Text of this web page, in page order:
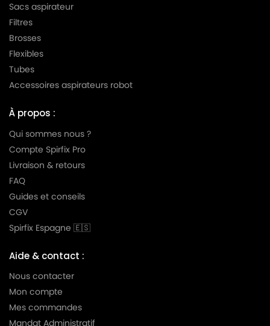
Sacs aspirateur
Filtres
Brosses
Flexibles
Tubes
Accessoires aspirateurs robot
À propos :
Qui sommes nous ?
Compte Spirfix Pro
Livraison & retours
FAQ
Guides et conseils
CGV
Spirfix Espagne 🇪🇸
Aide & contact :
Nous contacter
Mon compte
Mes commandes
Mandat Administratif